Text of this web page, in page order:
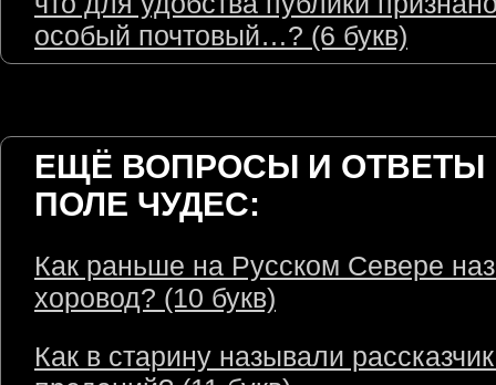
особый почтовый…? (6 букв)
ЕЩЁ ВОПРОСЫ И ОТВЕТЫ
ПОЛЕ ЧУДЕС:
Как раньше на Русском Севере
хоровод? (10 букв)
Как в старину называли